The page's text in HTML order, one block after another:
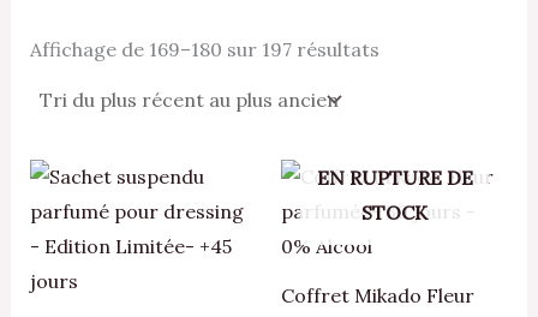
Affichage de 169–180 sur 197 résultats
produit
EN RUPTURE DE
STOCK
Coffret Mikado Fleur